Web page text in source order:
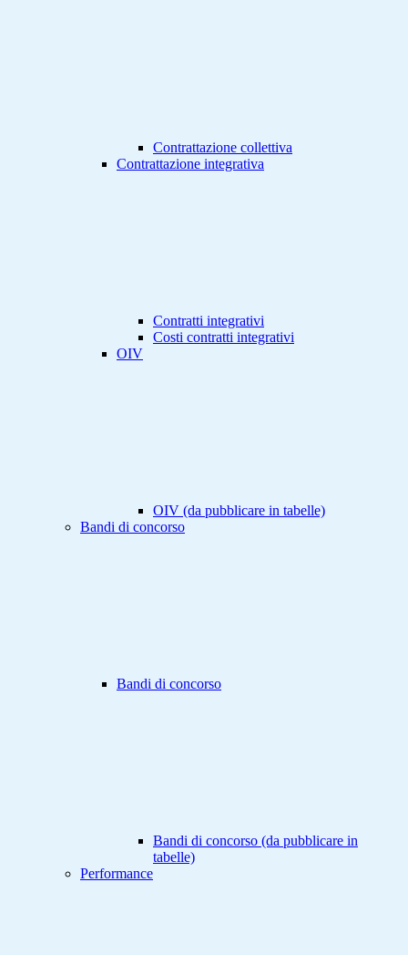
Contrattazione collettiva
Contrattazione integrativa
Contratti integrativi
Costi contratti integrativi
OIV
OIV (da pubblicare in tabelle)
Bandi di concorso
Bandi di concorso
Bandi di concorso (da pubblicare in
tabelle)
Performance